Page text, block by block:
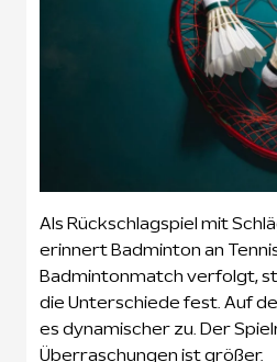
Als Rückschlagspiel mit
erinnert Badminton an
Badmintonmatch verfolgt,
die Unterschiede fest. Auf
es dynamischer zu. Der
Überraschungen ist größer.